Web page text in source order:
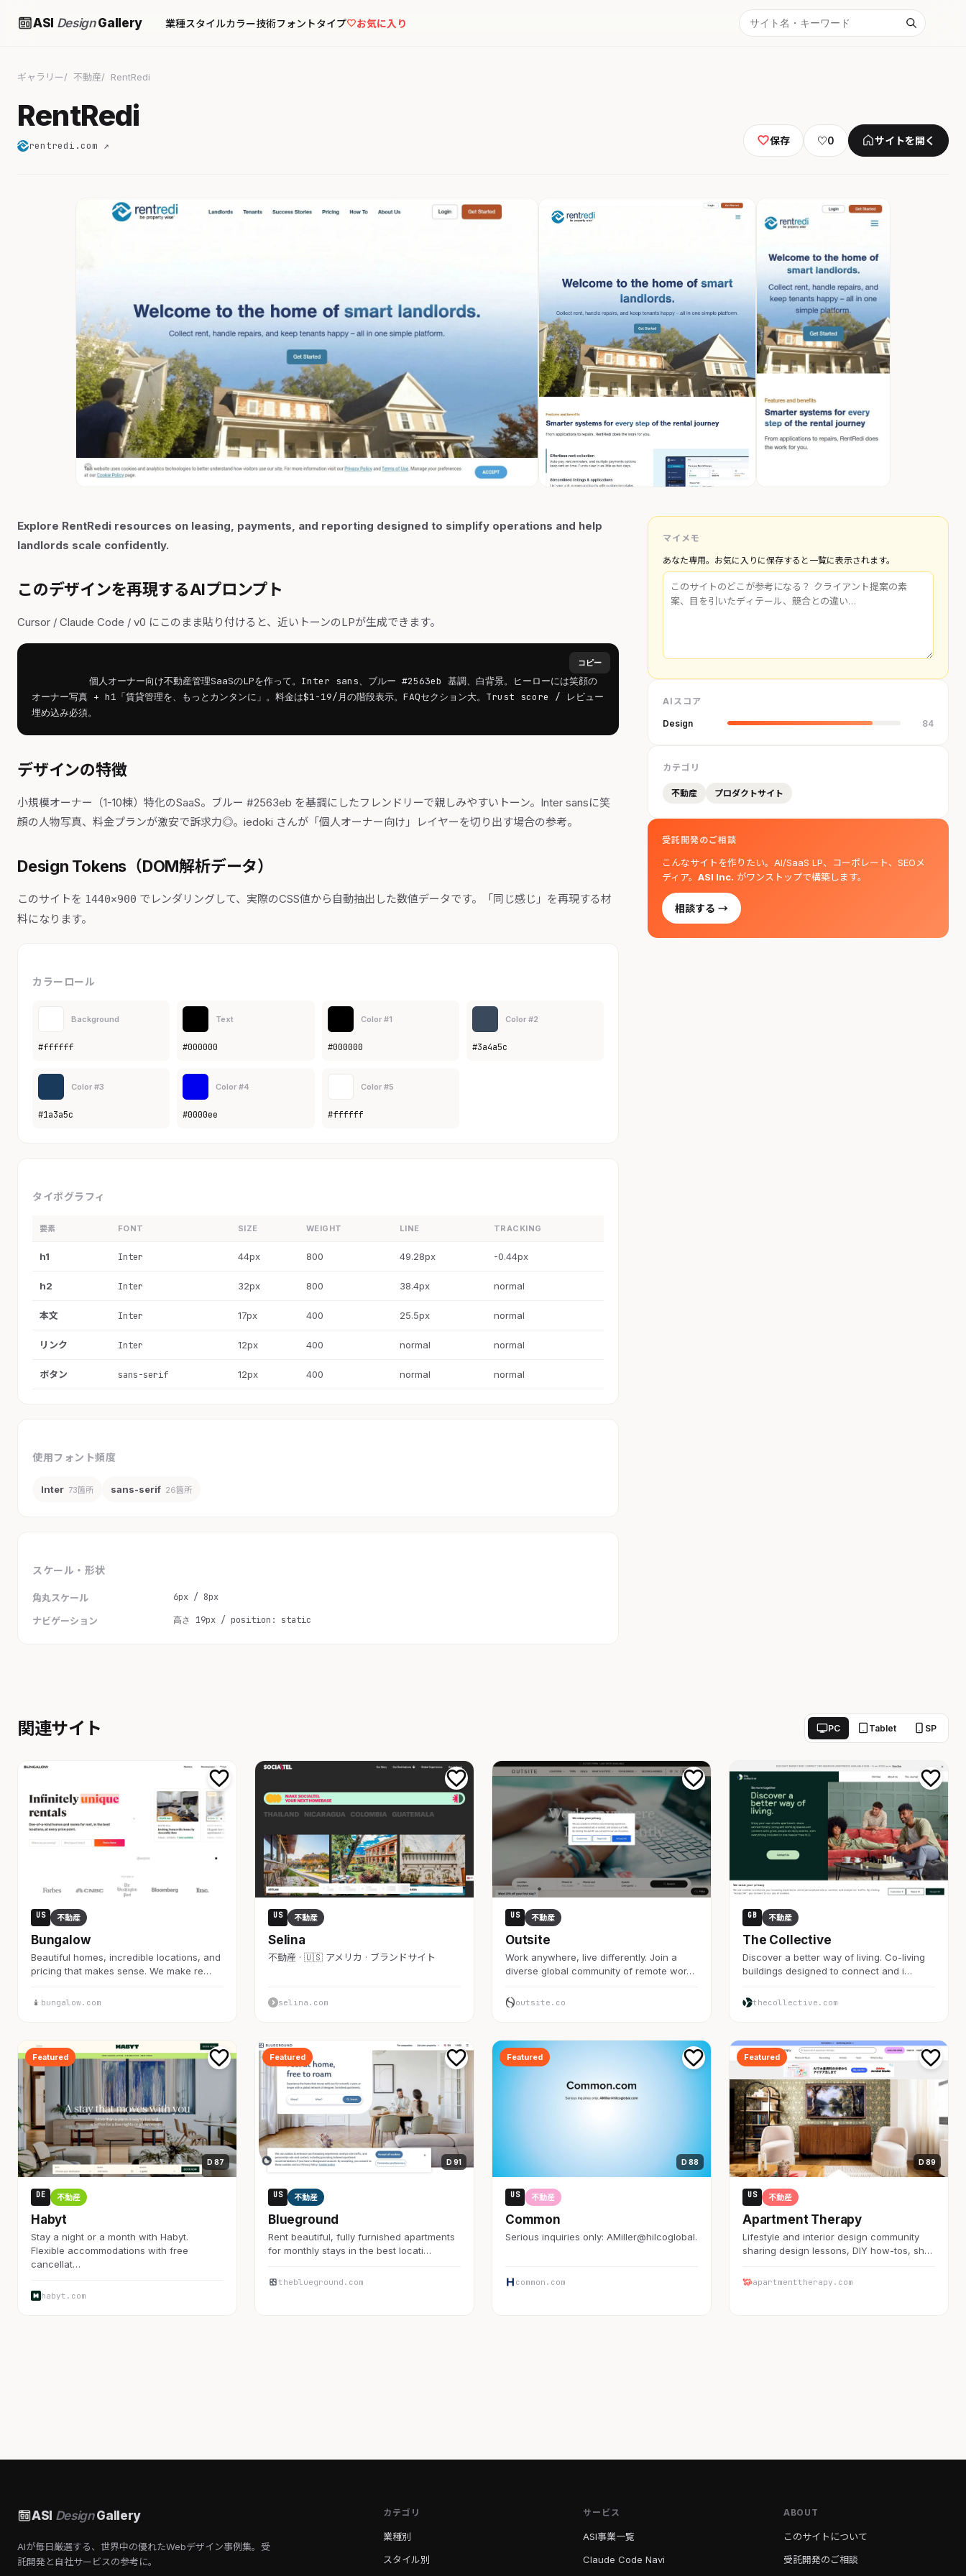
ASI DesignGallery 業種スタイルカラー技術フォントタイプ お気に入り
ギャラリー 不動産 RentRedi
RentRedi
rentredi.com ↗ 保存 ♡0 サイトを開く
Explore RentRedi resources on leasing, payments, and reporting designed to simplify operations and help
landlords scale confidently.
このデザインを再現するAIプロンプト
Cursor / Claude Code / v0 にこのまま貼り付けると、近いトーンのLPが生成できます。
コピー
個人オーナー向け不動産管理SaaSのLPを作って。Inter sans、ブルー #2563eb 基調、白背景。ヒーローには笑顔の
オーナー写真 + h1「賃貸管理を、もっとカンタンに」。料金は$1-19/月の階段表示。FAQセクション大。Trust score / レビュー
埋め込み必須。
デザインの特徴
小規模オーナー（1-10棟）特化のSaaS。ブルー #2563eb を基調にしたフレンドリーで親しみやすいトーン。Inter sansに笑
顔の人物写真、料金プランが激安で訴求力◎。iedoki さんが「個人オーナー向け」レイヤーを切り出す場合の参考。
Design Tokens（DOM解析データ）
このサイトを 1440×900 でレンダリングして、実際のCSS値から自動抽出した数値データです。「同じ感じ」を再現する材
料になります。
カラーロール
Background
#ffffff
Text
#000000
Color #1
#000000
Color #2
#3a4a5c
Color #3
#1a3a5c
Color #4
#0000ee
Color #5
#ffffff
タイポグラフィ
要素 FONT SIZE WEIGHT LINE TRACKING
h1 Inter 44px 800 49.28px -0.44px
h2 Inter 32px 800 38.4px normal
本文 Inter 17px 400 25.5px normal
リンク Inter 12px 400 normal normal
ボタン sans-serif 12px 400 normal normal
使用フォント頻度
Inter 73箇所 sans-serif 26箇所
スケール・形状
角丸スケール 6px / 8px
ナビゲーション 高さ 19px / position: static
マイメモ
あなた専用。お気に入りに保存すると一覧に表示されます。
AIスコア
Design 84
カテゴリ
不動産 プロダクトサイト
受託開発のご相談
こんなサイトを作りたい。AI/SaaS LP、コーポレート、SEOメ
ディア。ASI Inc. がワンストップで構築します。
相談する →
関連サイト PC Tablet SP
US 不動産
Bungalow
Beautiful homes, incredible locations, and
pricing that makes sense. We make re…
bungalow.com
US 不動産
Selina
不動産 · 🇺🇸 アメリカ · ブランドサイト
selina.com
US 不動産
Outsite
Work anywhere, live differently. Join a
diverse global community of remote wor…
outsite.co
GB 不動産
The Collective
Discover a better way of living. Co-living
buildings designed to connect and i…
thecollective.com
Featured
D 87
DE 不動産
Habyt
Stay a night or a month with Habyt.
Flexible accommodations with free
cancellat…
habyt.com
Featured
D 91
US 不動産
Blueground
Rent beautiful, fully furnished apartments
for monthly stays in the best locati…
theblueground.com
Featured
D 88
US 不動産
Common
Serious inquiries only: AMiller@hilcoglobal.
common.com
Featured
D 89
US 不動産
Apartment Therapy
Lifestyle and interior design community
sharing design lessons, DIY how-tos, sh…
apartmenttherapy.com
ASI DesignGallery
AIが毎日厳選する、世界中の優れたWebデザイン事例集。受
託開発と自社サービスの参考に。
カテゴリ
業種別
スタイル別
サービス
ASI事業一覧
Claude Code Navi
ABOUT
このサイトについて
受託開発のご相談